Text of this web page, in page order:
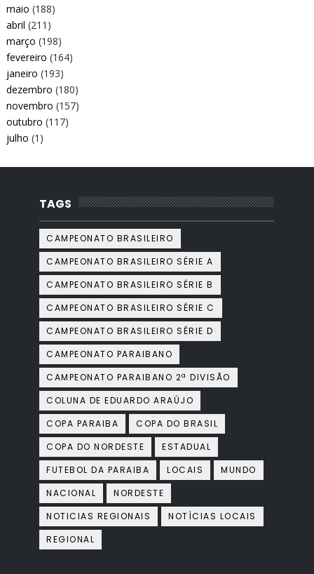
maio (188)
abril (211)
março (198)
fevereiro (164)
janeiro (193)
dezembro (180)
novembro (157)
outubro (117)
julho (1)
TAGS
CAMPEONATO BRASILEIRO
CAMPEONATO BRASILEIRO SÉRIE A
CAMPEONATO BRASILEIRO SÉRIE B
CAMPEONATO BRASILEIRO SÉRIE C
CAMPEONATO BRASILEIRO SÉRIE D
CAMPEONATO PARAIBANO
CAMPEONATO PARAIBANO 2ª DIVISÃO
COLUNA DE EDUARDO ARAÚJO
COPA PARAIBA
COPA DO BRASIL
COPA DO NORDESTE
ESTADUAL
FUTEBOL DA PARAIBA
LOCAIS
MUNDO
NACIONAL
NORDESTE
NOTICIAS REGIONAIS
NOTÍCIAS LOCAIS
REGIONAL